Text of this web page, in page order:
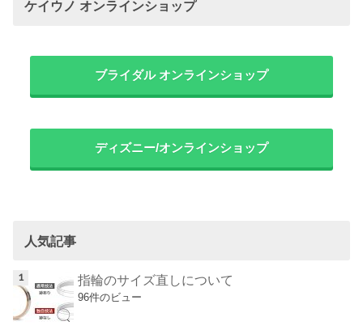
ケイウノ オンラインショップ
ブライダル オンラインショップ
ディズニー/オンラインショップ
人気記事
指輪のサイズ直しについて
96件のビュー